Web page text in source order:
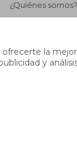
la
y
¿Quiénes somos?
Nuestras tiendas